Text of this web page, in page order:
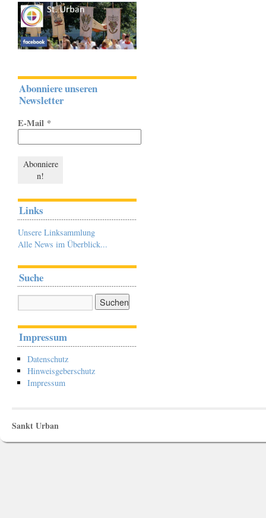
Abonniere unseren
Newsletter
E-Mail *
Links
Unsere Linksammlung
Alle News im Überblick...
Suche
Impressum
Datenschutz
Hinweisgeberschutz
Impressum
Sankt Urban